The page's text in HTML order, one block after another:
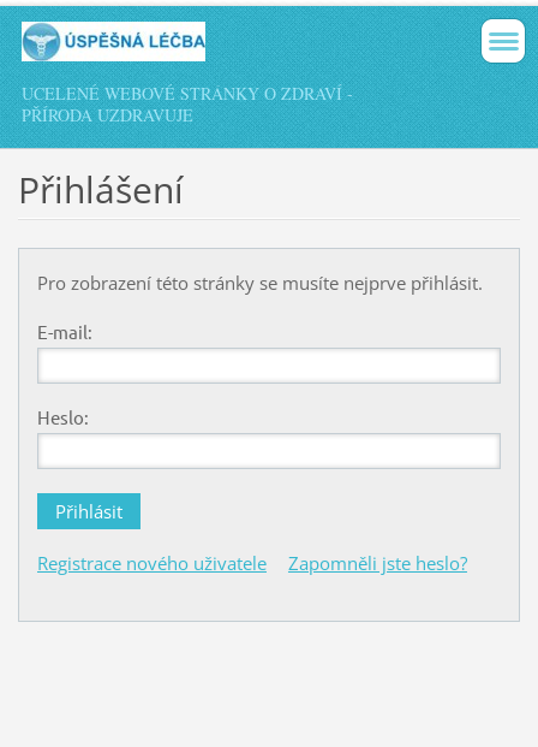
UCELENÉ WEBOVÉ STRÁNKY O ZDRAVÍ -
PŘÍRODA UZDRAVUJE
Přihlášení
Pro zobrazení této stránky se musíte nejprve přihlásit.
E-mail:
Heslo:
Registrace nového uživatele Zapomněli jste heslo?